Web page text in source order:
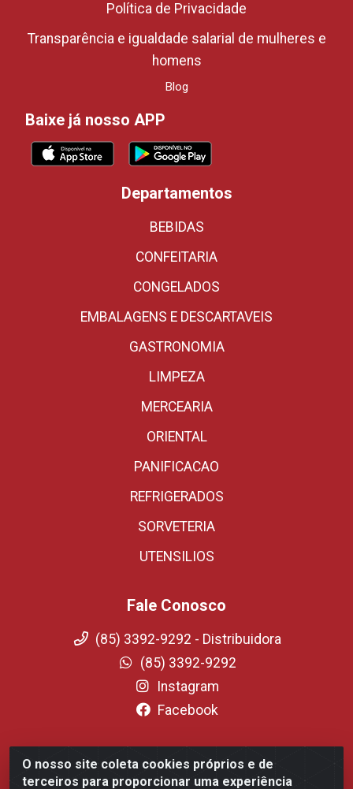
O nosso site coleta cookies próprios e de
terceiros para proporcionar uma experiência
Política de Privacidade
Transparência e igualdade salarial de mulheres e
homens
Blog
Baixe já nosso APP
Departamentos
BEBIDAS
CONFEITARIA
CONGELADOS
EMBALAGENS E DESCARTAVEIS
GASTRONOMIA
LIMPEZA
MERCEARIA
ORIENTAL
PANIFICACAO
REFRIGERADOS
SORVETERIA
UTENSILIOS
Fale Conosco
(85) 3392-9292 - Distribuidora
(85) 3392-9292
Instagram
Facebook
Fortali Distribuidora de Alimentos LTDA - Avenida